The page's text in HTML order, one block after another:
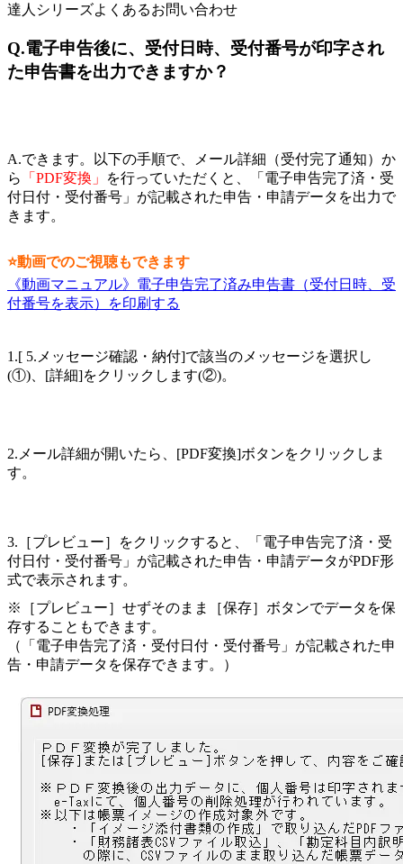
達人シリーズよくあるお問い合わせ
Q.電子申告後に、受付日時、受付番号が印字され
た申告書を出力できますか？
A.できます。以下の手順で、メール詳細（受付完了通知）か
ら
「PDF変換」
を行っていただくと、「電子申告完了済・受
付日付・受付番号」が記載された申告・申請データを出力で
きます。
⭐動画でのご視聴もできます
《動画マニュアル》電子申告完了済み申告書（受付日時、受
付番号を表示）を印刷する
1.[ 5.メッセージ確認・納付]で該当のメッセージを選択し
(①)、[詳細]をクリックします(②)。
2.メール詳細が開いたら、[PDF変換]ボタンをクリックしま
す。
3.［プレビュー］をクリックすると、「電子申告完了済・受
付日付・受付番号」が記載された申告・申請データがPDF形
式で表示されます。
※［プレビュー］せずそのまま［保存］ボタンでデータを保
存することもできます。
（「電子申告完了済・受付日付・受付番号」が記載された申
告・申請データを保存できます。）